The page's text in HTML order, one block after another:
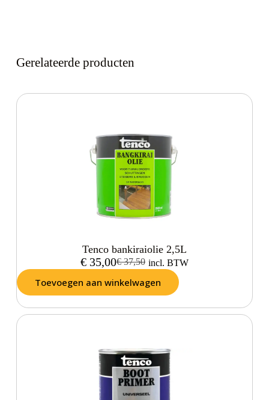
Gerelateerde producten
Tenco bankiraiolie 2,5L
€37,50
€35,00 incl. BTW
Toevoegen aan winkelwagen